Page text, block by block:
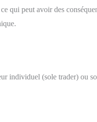
qui peut avoir des
individuel (sole trader)